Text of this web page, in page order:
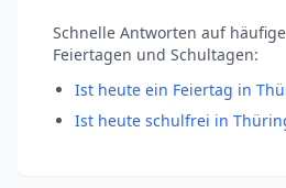
Schnelle Antworten auf
Feiertagen und Schultagen:
Ist heute ein Feiertag in
Ist heute schulfrei in